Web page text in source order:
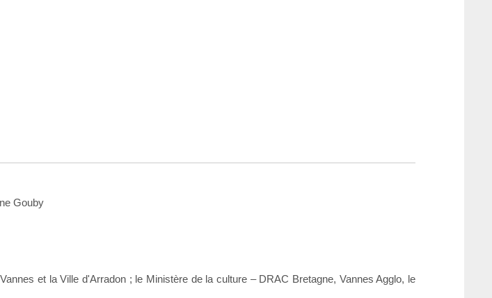
Gouby
et la Ville d'Arradon ; le Ministère de la culture – DRAC Bretagne, Vannes Agglo, le